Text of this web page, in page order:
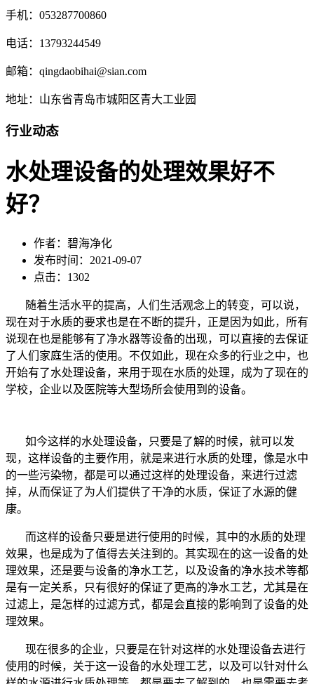
手机：053287700860
电话：13793244549
邮箱：qingdaobihai@sian.com
地址：山东省青岛市城阳区青大工业园
行业动态
水处理设备的处理效果好不
好？
作者：碧海净化
发布时间：2021-09-07
点击：1302
随着生活水平的提高，人们生活观念上的转变，可以说，
现在对于水质的要求也是在不断的提升，正是因为如此，所有
说现在也是能够有了净水器等设备的出现，可以直接的去保证
了人们家庭生活的使用。不仅如此，现在众多的行业之中，也
开始有了水处理设备，来用于现在水质的处理，成为了现在的
学校，企业以及医院等大型场所会使用到的设备。
如今这样的水处理设备，只要是了解的时候，就可以发
现，这样设备的主要作用，就是来进行水质的处理，像是水中
的一些污染物，都是可以通过这样的处理设备，来进行过滤
掉，从而保证了为人们提供了干净的水质，保证了水源的健
康。
而这样的设备只要是进行使用的时候，其中的水质的处理
效果，也是成为了值得去关注到的。其实现在的这一设备的处
理效果，还是要与设备的净水工艺，以及设备的净水技术等都
是有一定关系，只有很好的保证了更高的净水工艺，尤其是在
过滤上，是怎样的过滤方式，都是会直接的影响到了设备的处
理效果。
现在很多的企业，只要是在针对这样的水处理设备去进行
使用的时候，关于这一设备的水处理工艺，以及可以针对什么